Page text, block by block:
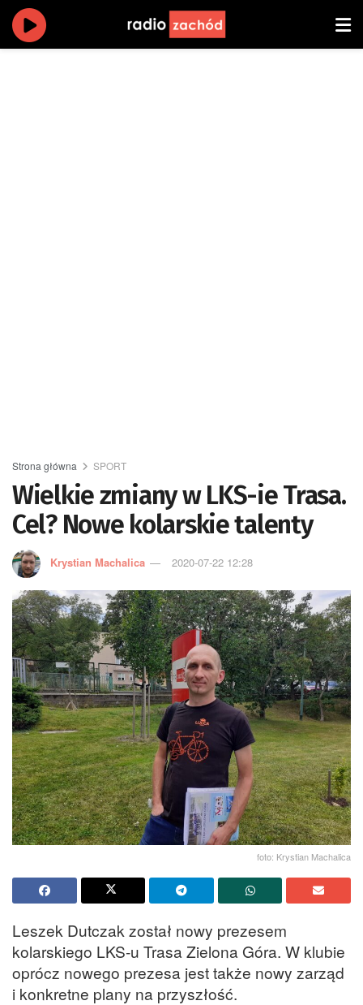
Strona główna SPORT
Wielkie zmiany w LKS-ie Trasa.
Cel? Nowe kolarskie talenty
Krystian Machalica 2020-07-22 12:28
foto: Krystian Machalica
Leszek Dutczak został nowy prezesem
kolarskiego LKS-u Trasa Zielona Góra. W klubie
oprócz nowego prezesa jest także nowy zarząd
i konkretne plany na przyszłość.